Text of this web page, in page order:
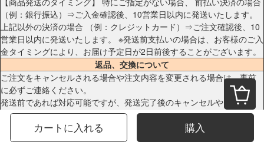
カートに入れる 購入
（例：銀行振込）⇒ご入金確認後、10営業日以内に発送いたします。
上記以外の決済の場合 （例：クレジットカード）⇒ご注文確認後、10
営業日以内に発送いたします。 ※発送前支払いの場合は、お客様のご入
金タイミングにより、お届け予定日が2日前後することがございます。
返品、交換について
ご注文をキャンセルされる場合や注文内容を変更される場合は、事前
に必ずご連絡ください。
発送前であれば対応可能ですが、発送完了後のキャンセルや内容変更
出来ませんので、あらかじめご了承ください。 また、代引発送後の事
前連絡のないキャンセルは一切承ることができません。
送料など実費請求させて頂きますので、必ず一度商品をお受け取りい